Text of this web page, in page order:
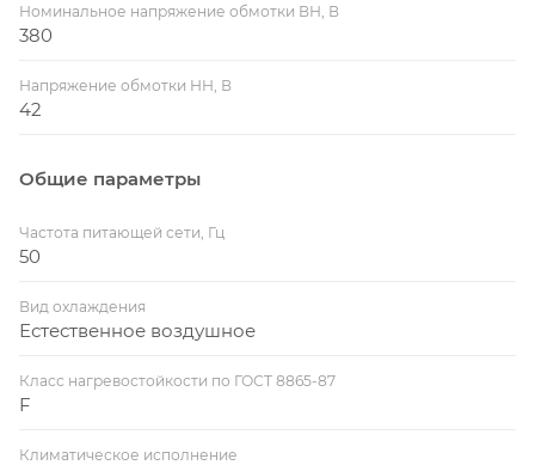
Номинальное напряжение обмотки ВН, В
380
Напряжение обмотки НН, В
42
Общие параметры
Частота питающей сети, Гц
50
Вид охлаждения
Естественное воздушное
Класс нагревостойкости по ГОСТ 8865-87
F
Климатическое исполнение